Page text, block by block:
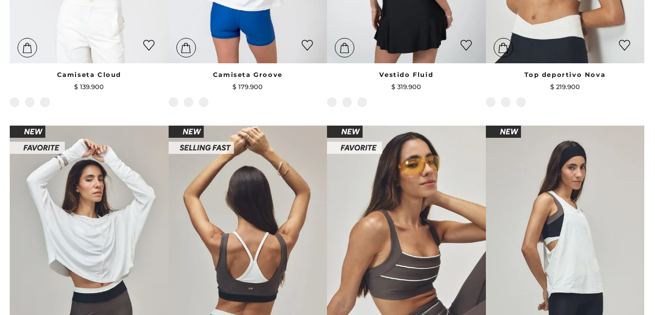
Camiseta Cloud
$ 139.900
Camiseta Groove
$ 179.900
Vestido Fluid
$ 319.900
Top deportivo Nova
$ 219.900